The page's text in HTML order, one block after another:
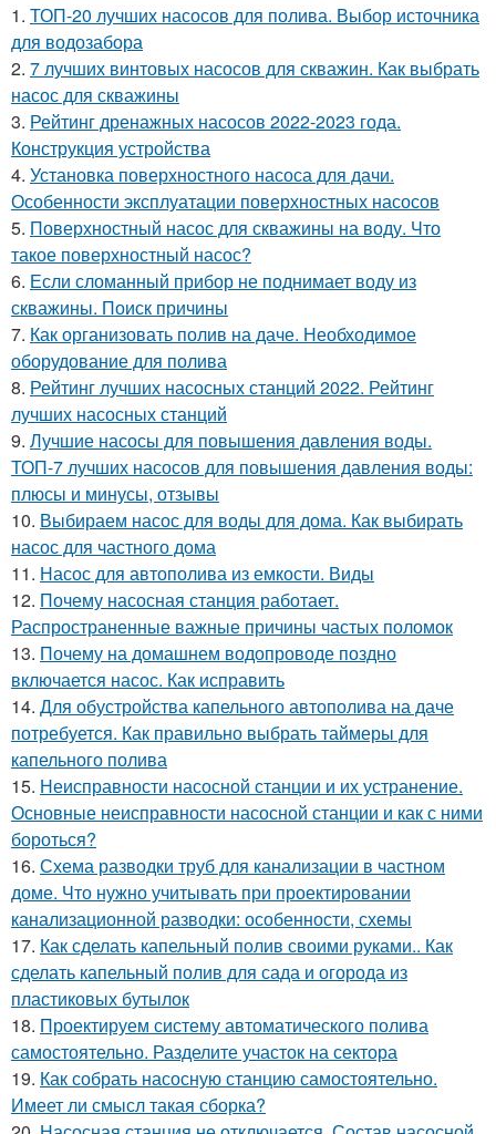
1. ТОП-20 лучших насосов для полива. Выбор источника
для водозабора
2. 7 лучших винтовых насосов для скважин. Как выбрать
насос для скважины
3. Рейтинг дренажных насосов 2022-2023 года.
Конструкция устройства
4. Установка поверхностного насоса для дачи.
Особенности эксплуатации поверхностных насосов
5. Поверхностный насос для скважины на воду. Что
такое поверхностный насос?
6. Если сломанный прибор не поднимает воду из
скважины. Поиск причины
7. Как организовать полив на даче. Необходимое
оборудование для полива
8. Рейтинг лучших насосных станций 2022. Рейтинг
лучших насосных станций
9. Лучшие насосы для повышения давления воды.
ТОП-7 лучших насосов для повышения давления воды:
плюсы и минусы, отзывы
10. Выбираем насос для воды для дома. Как выбирать
насос для частного дома
11. Насос для автополива из емкости. Виды
12. Почему насосная станция работает.
Распространенные важные причины частых поломок
13. Почему на домашнем водопроводе поздно
включается насос. Как исправить
14. Для обустройства капельного автополива на даче
потребуется. Как правильно выбрать таймеры для
капельного полива
15. Неисправности насосной станции и их устранение.
Основные неисправности насосной станции и как с ними
бороться?
16. Схема разводки труб для канализации в частном
доме. Что нужно учитывать при проектировании
канализационной разводки: особенности, схемы
17. Как сделать капельный полив своими руками.. Как
сделать капельный полив для сада и огорода из
пластиковых бутылок
18. Проектируем систему автоматического полива
самостоятельно. Разделите участок на сектора
19. Как собрать насосную станцию самостоятельно.
Имеет ли смысл такая сборка?